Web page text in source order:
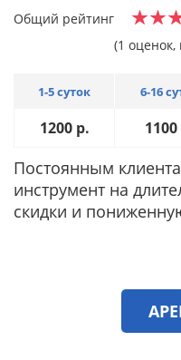
Общий рейтинг
(1 оценок,
1-5 суток 6-16
1200 р. 1100
Постоянным
инструмент на
скидки и